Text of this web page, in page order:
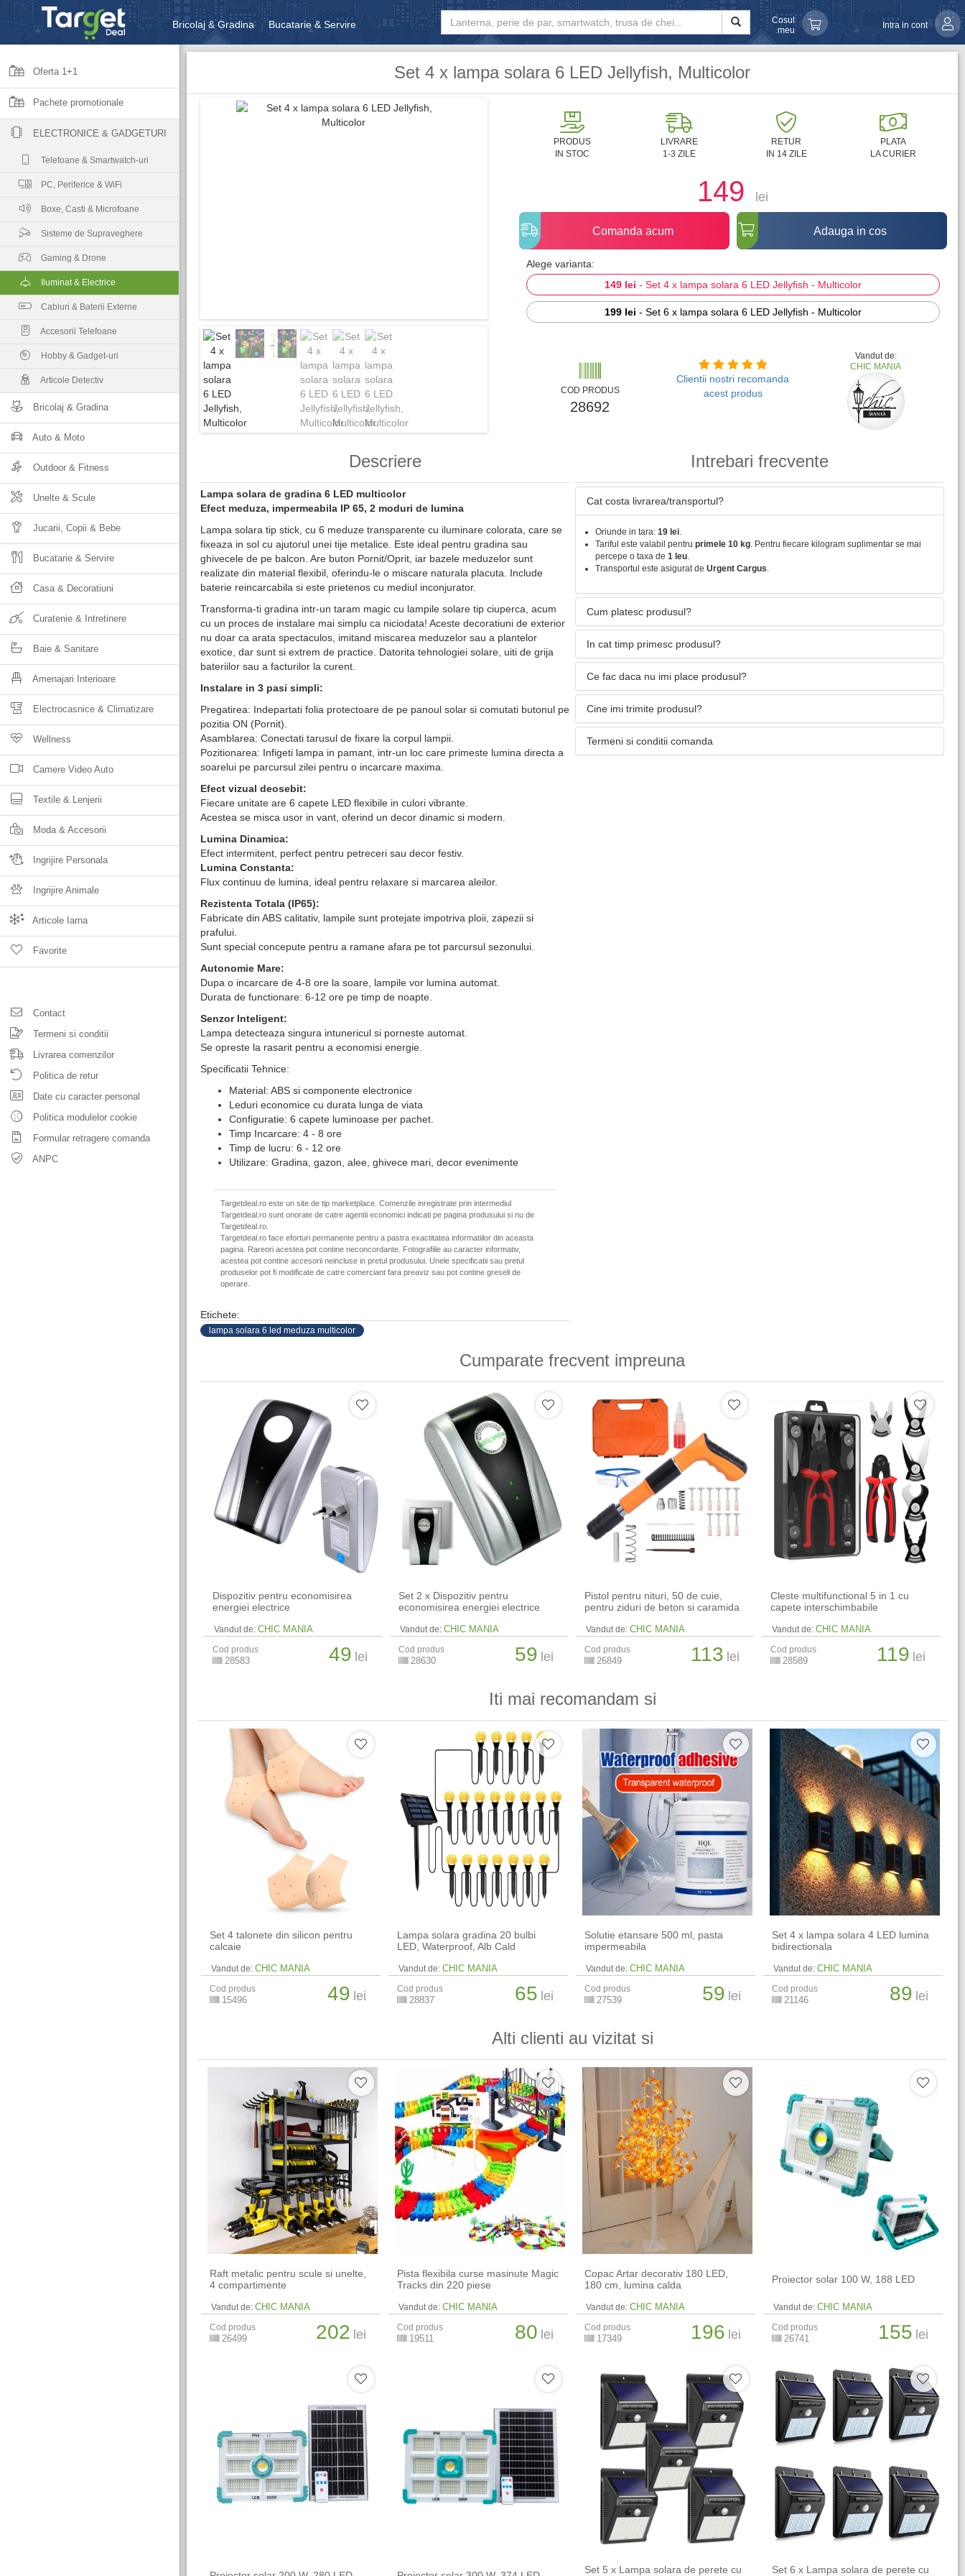
Bricolaj & Gradina Bucatarie & Servire
Unelte & Scule Jucarii, Copii & Bebe
Cosul
meu
Intra in cont
Oferta 1+1
Pachete promotionale
ELECTRONICE & GADGETURI
Telefoane & Smartwatch-uri
PC, Periferice & WiFi
Boxe, Casti & Microfoane
Sisteme de Supraveghere
Gaming & Drone
Iluminat & Electrice
Cabluri & Baterii Externe
Accesorii Telefoane
Hobby & Gadget-uri
Articole Detectiv
Bricolaj & Gradina
Auto & Moto
Outdoor & Fitness
Unelte & Scule
Jucarii, Copii & Bebe
Bucatarie & Servire
Casa & Decoratiuni
Curatenie & Intretinere
Baie & Sanitare
Amenajari Interioare
Electrocasnice & Climatizare
Wellness
Camere Video Auto
Textile & Lenjerii
Moda & Accesorii
Ingrijire Personala
Ingrijire Animale
Articole Iarna
Favorite
Contact
Termeni si conditii
Livrarea comenzilor
Politica de retur
Date cu caracter personal
Politica modulelor cookie
Formular retragere comanda
ANPC
Set 4 x lampa solara 6 LED Jellyfish, Multicolor
PRODUS
IN STOC
LIVRARE
1-3 ZILE
RETUR
IN 14 ZILE
PLATA
LA CURIER
149 lei
Comanda acum Adauga in cos
Alege varianta:
149 lei - Set 4 x lampa solara 6 LED Jellyfish - Multicolor
199 lei - Set 6 x lampa solara 6 LED Jellyfish - Multicolor
COD PRODUS
28692
Clientii nostri recomanda
acest produs
Vandut de:
CHIC MANIA
Descriere
Lampa solara de gradina 6 LED multicolor
Efect meduza, impermeabila IP 65, 2 moduri de lumina
Lampa solara tip stick, cu 6 meduze transparente cu iluminare colorata, care se
fixeaza in sol cu ajutorul unei tije metalice. Este ideal pentru gradina sau
ghivecele de pe balcon. Are buton Pornit/Oprit, iar bazele meduzelor sunt
realizate din material flexibil, oferindu-le o miscare naturala placuta. Include
baterie reincarcabila si este prietenos cu mediul inconjurator.
Transforma-ti gradina intr-un taram magic cu lampile solare tip ciuperca, acum
cu un proces de instalare mai simplu ca niciodata! Aceste decoratiuni de exterior
nu doar ca arata spectaculos, imitand miscarea meduzelor sau a plantelor
exotice, dar sunt si extrem de practice. Datorita tehnologiei solare, uiti de grija
bateriilor sau a facturilor la curent.
Instalare in 3 pasi simpli:
Pregatirea: Indepartati folia protectoare de pe panoul solar si comutati butonul pe
pozitia ON (Pornit).
Asamblarea: Conectati tarusul de fixare la corpul lampii.
Pozitionarea: Infigeti lampa in pamant, intr-un loc care primeste lumina directa a
soarelui pe parcursul zilei pentru o incarcare maxima.
Efect vizual deosebit:
Fiecare unitate are 6 capete LED flexibile in culori vibrante.
Acestea se misca usor in vant, oferind un decor dinamic si modern.
Lumina Dinamica:
Efect intermitent, perfect pentru petreceri sau decor festiv.
Lumina Constanta:
Flux continuu de lumina, ideal pentru relaxare si marcarea aleilor.
Rezistenta Totala (IP65):
Fabricate din ABS calitativ, lampile sunt protejate impotriva ploii, zapezii si
prafului.
Sunt special concepute pentru a ramane afara pe tot parcursul sezonului.
Autonomie Mare:
Dupa o incarcare de 4-8 ore la soare, lampile vor lumina automat.
Durata de functionare: 6-12 ore pe timp de noapte.
Senzor Inteligent:
Lampa detecteaza singura intunericul si porneste automat.
Se opreste la rasarit pentru a economisi energie.
Specificatii Tehnice:
Material: ABS si componente electronice
Leduri economice cu durata lunga de viata
Configuratie: 6 capete luminoase per pachet.
Timp Incarcare: 4 - 8 ore
Timp de lucru: 6 - 12 ore
Utilizare: Gradina, gazon, alee, ghivece mari, decor evenimente
Targetdeal.ro este un site de tip marketplace. Comenzile inregistrate prin intermediul
Targetdeal.ro sunt onorate de catre agentii economici indicati pe pagina produsului si nu de
Targetdeal.ro.
Targetdeal.ro face eforturi permanente pentru a pastra exactitatea informatiilor din aceasta
pagina. Rareori acestea pot contine neconcordante. Fotografiile au caracter informativ,
acestea pot contine accesorii neincluse in pretul produsului. Unele specificatii sau pretul
produselor pot fi modificate de catre comerciant fara preaviz sau pot contine greseli de
operare.
Etichete:
lampa solara 6 led meduza multicolor
Intrebari frecvente
Cat costa livrarea/transportul?
Oriunde in tara: 19 lei.
Tariful este valabil pentru primele 10 kg. Pentru fiecare kilogram suplimentar se mai
percepe o taxa de 1 leu.
Transportul este asigurat de Urgent Cargus.
Cum platesc produsul?
In cat timp primesc produsul?
Ce fac daca nu imi place produsul?
Cine imi trimite produsul?
Termeni si conditii comanda
Cumparate frecvent impreuna
Dispozitiv pentru economisirea
energiei electrice
Vandut de: CHIC MANIA
Cod produs
28583 49 lei
Set 2 x Dispozitiv pentru
economisirea energiei electrice
Vandut de: CHIC MANIA
Cod produs
28630 59 lei
Pistol pentru nituri, 50 de cuie,
pentru ziduri de beton si caramida
Vandut de: CHIC MANIA
Cod produs
26849 113 lei
Cleste multifunctional 5 in 1 cu
capete interschimbabile
Vandut de: CHIC MANIA
Cod produs
28589 119 lei
Iti mai recomandam si
Set 4 talonete din silicon pentru
calcaie
Vandut de: CHIC MANIA
Cod produs
15496 49 lei
Lampa solara gradina 20 bulbi
LED, Waterproof, Alb Cald
Vandut de: CHIC MANIA
Cod produs
28837 65 lei
Solutie etansare 500 ml, pasta
impermeabila
Vandut de: CHIC MANIA
Cod produs
27539 59 lei
Set 4 x lampa solara 4 LED lumina
bidirectionala
Vandut de: CHIC MANIA
Cod produs
21146 89 lei
Alti clienti au vizitat si
Raft metalic pentru scule si unelte,
4 compartimente
Vandut de: CHIC MANIA
Cod produs
26499 202 lei
Pista flexibila curse masinute Magic
Tracks din 220 piese
Vandut de: CHIC MANIA
Cod produs
19511 80 lei
Copac Artar decorativ 180 LED,
180 cm, lumina calda
Vandut de: CHIC MANIA
Cod produs
17349 196 lei
Proiector solar 100 W, 188 LED
Vandut de: CHIC MANIA
Cod produs
26741 155 lei
Set 5 x Lampa solara de perete cu
Set 6 x Lampa solara de perete cu